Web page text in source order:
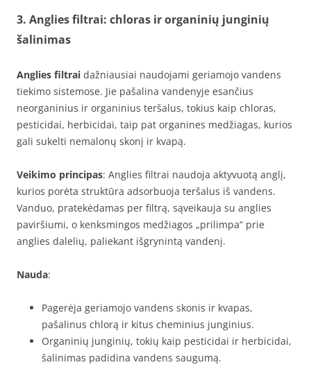
3. Anglies filtrai: chloras ir organinių junginių
šalinimas
Anglies filtrai dažniausiai naudojami geriamojo vandens
tiekimo sistemose. Jie pašalina vandenyje esančius
neorganinius ir organinius teršalus, tokius kaip chloras,
pesticidai, herbicidai, taip pat organines medžiagas, kurios
gali sukelti nemalonų skonį ir kvapą.
Veikimo principas: Anglies filtrai naudoja aktyvuotą anglį,
kurios porėta struktūra adsorbuoja teršalus iš vandens.
Vanduo, pratekėdamas per filtrą, sąveikauja su anglies
paviršiumi, o kenksmingos medžiagos „prilimpa“ prie
anglies dalelių, paliekant išgrynintą vandenį.
Nauda:
Pagerėja geriamojo vandens skonis ir kvapas,
pašalinus chlorą ir kitus cheminius junginius.
Organinių junginių, tokių kaip pesticidai ir herbicidai,
šalinimas padidina vandens saugumą.